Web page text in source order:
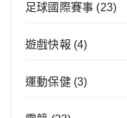
足球國際賽事 (23)
遊戲快報 (4)
運動保健(3)